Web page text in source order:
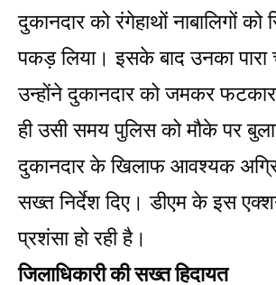
दुकानदार को रंगेहाथों नाबालिगों
पकड़ लिया। इसके बाद उनका
उन्होंने दुकानदार को जमकर
ही उसी समय पुलिस को मौके पर
दुकानदार के खिलाफ आवश्यक
सख्त निर्देश दिए। डीएम के इस
प्रशंसा हो रही है।
जिलाधिकारी की सख्त हिदायत